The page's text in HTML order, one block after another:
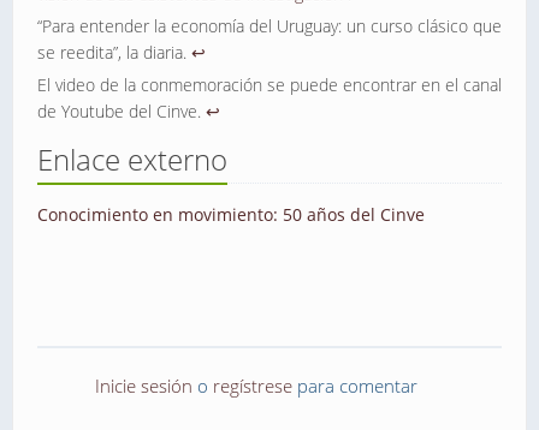
“Para entender la economía del Uruguay: un curso clásico que
se reedita”, la diaria. ↩
El video de la conmemoración se puede encontrar en el canal
de Youtube del Cinve. ↩
Enlace externo
Conocimiento en movimiento: 50 años del Cinve
Inicie sesión o regístresepara comentar